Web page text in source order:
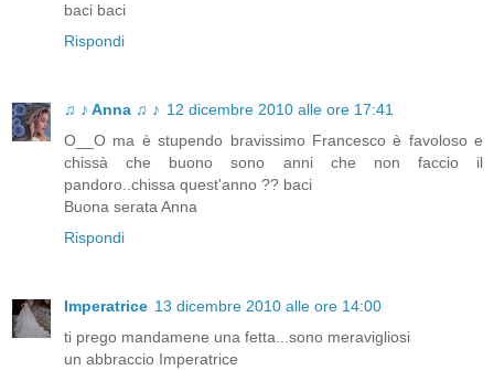
baci baci
Rispondi
♫ ♪ Anna ♫ ♪ 12 dicembre 2010 alle ore 17:41
O__O ma è stupendo bravissimo Francesco è favoloso e
chissà che buono sono anni che non faccio il
pandoro..chissa quest'anno ?? baci
Buona serata Anna
Rispondi
Imperatrice 13 dicembre 2010 alle ore 14:00
ti prego mandamene una fetta...sono meravigliosi
un abbraccio Imperatrice